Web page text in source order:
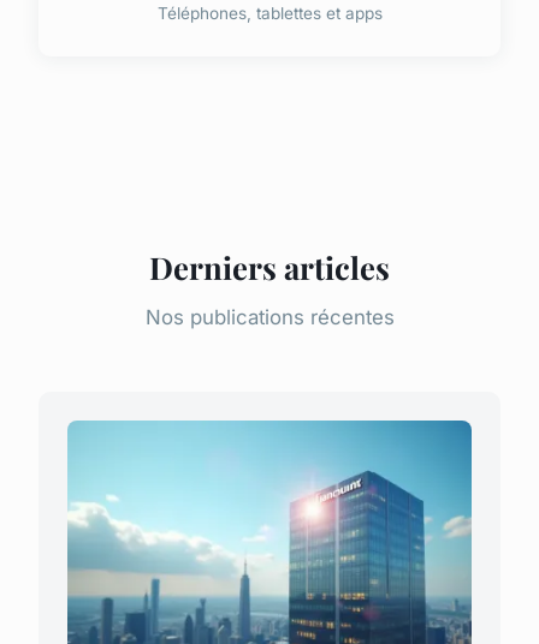
Téléphones, tablettes et apps
Derniers articles
Nos publications récentes